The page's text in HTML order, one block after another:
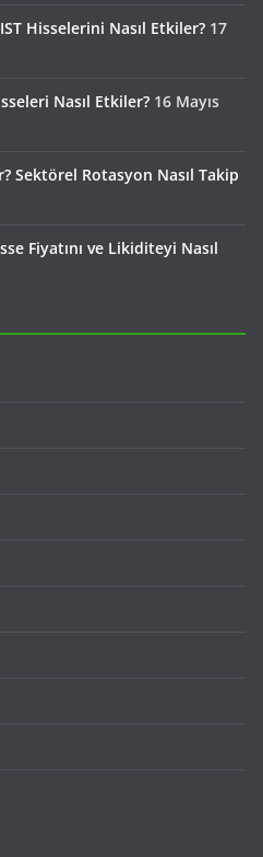
Hisselerini Nasıl Etkiler? 17
Nasıl Etkiler? 16 Mayıs
Sektörel Rotasyon Nasıl Takip
Fiyatını ve Likiditeyi Nasıl